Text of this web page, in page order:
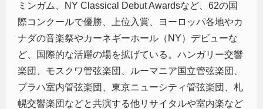
ミンガム、NY Classical Debut Awardsなど、62の国
際コンクールで優勝、上位入賞、ヨーロッパ各地やカ
ナダの音楽祭やカーネギーホール（NY）デビューな
ど、国際的な活躍の場を拡げている。ハンガリー交響
楽団、モスクワ管弦楽団、ルーマニア国立管弦楽団、
プラハ室内管弦楽団、東京ニューシティ管弦楽団、札
幌交響楽団などと共演する他リサイタルや室内楽など